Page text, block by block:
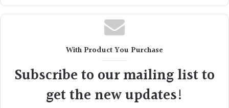
With Product You Purchase
Subscribe to our mailing list to
get the new updates!